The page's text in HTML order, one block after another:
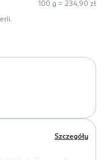
100 g = 234,90 zł
Szczegóły